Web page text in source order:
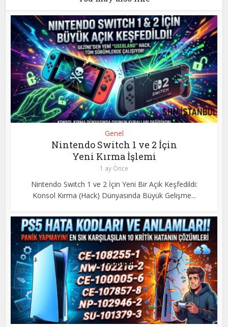
Genel
Nintendo Switch 1 ve 2 İçin
Yeni Kırma İşlemi
1 ay Önce
Nintendo Switch 1 ve 2 İçin Yeni Bir Açık Keşfedildi:
Konsol Kırma (Hack) Dünyasında Büyük Gelişme...